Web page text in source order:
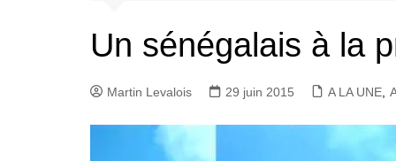
Un sénégalais à la
Martin Levalois 29 juin 2015 A LA UNE